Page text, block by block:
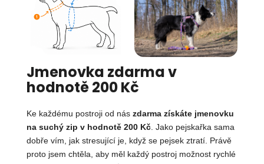
Jmenovka zdarma v
hodnotě 200 Kč
Ke každému postroji od nás zdarma získáte jmenovku
na suchý zip v hodnotě 200 Kč . Jako pejskařka sama
dobře vím, jak stresující je, když se pejsek ztratí. Právě
proto jsem chtěla, aby měl každý postroj možnost rychlé